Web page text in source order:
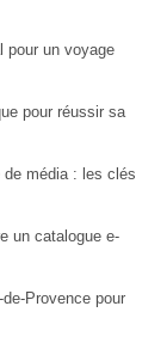
pour un voyage
pour réussir sa
de média : les clés
un catalogue e-
Provence pour